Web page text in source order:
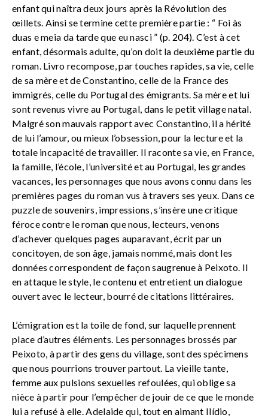
enfant qui naîtra deux jours après la Révolution des
œillets. Ainsi se termine cette première partie : “ Foi às
duas e meia da tarde que eu nasci ” (p. 204). C’est à cet
enfant, désormais adulte, qu’on doit la deuxième partie du
roman. Livro recompose, par touches rapides, sa vie, celle
de sa mère et de Constantino, celle de la France des
immigrés, celle du Portugal des émigrants. Sa mère et lui
sont revenus vivre au Portugal, dans le petit village natal.
Malgré son mauvais rapport avec Constantino, il a hérité
de lui l’amour, ou mieux l’obsession, pour la lecture et la
totale incapacité de travailler. Il raconte sa vie, en France,
la famille, l’école, l’université et au Portugal, les grandes
vacances, les personnages que nous avons connu dans les
premières pages du roman vus à travers ses yeux. Dans ce
puzzle de souvenirs, impressions, s’insère une critique
féroce contre le roman que nous, lecteurs, venons
d’achever quelques pages auparavant, écrit par un
concitoyen, de son âge, jamais nommé, mais dont les
données correspondent de façon saugrenue à Peixoto. Il
en attaque le style, le contenu et entretient un dialogue
ouvert avec le lecteur, bourré de citations littéraires.
L’émigration est la toile de fond, sur laquelle prennent
place d’autres éléments. Les personnages brossés par
Peixoto, à partir des gens du village, sont des spécimens
que nous pourrions trouver partout. La vieille tante,
femme aux pulsions sexuelles refoulées, qui oblige sa
nièce à partir pour l’empêcher de jouir de ce que le monde
lui a refusé à elle. Adelaide qui, tout en aimant Ilídio,